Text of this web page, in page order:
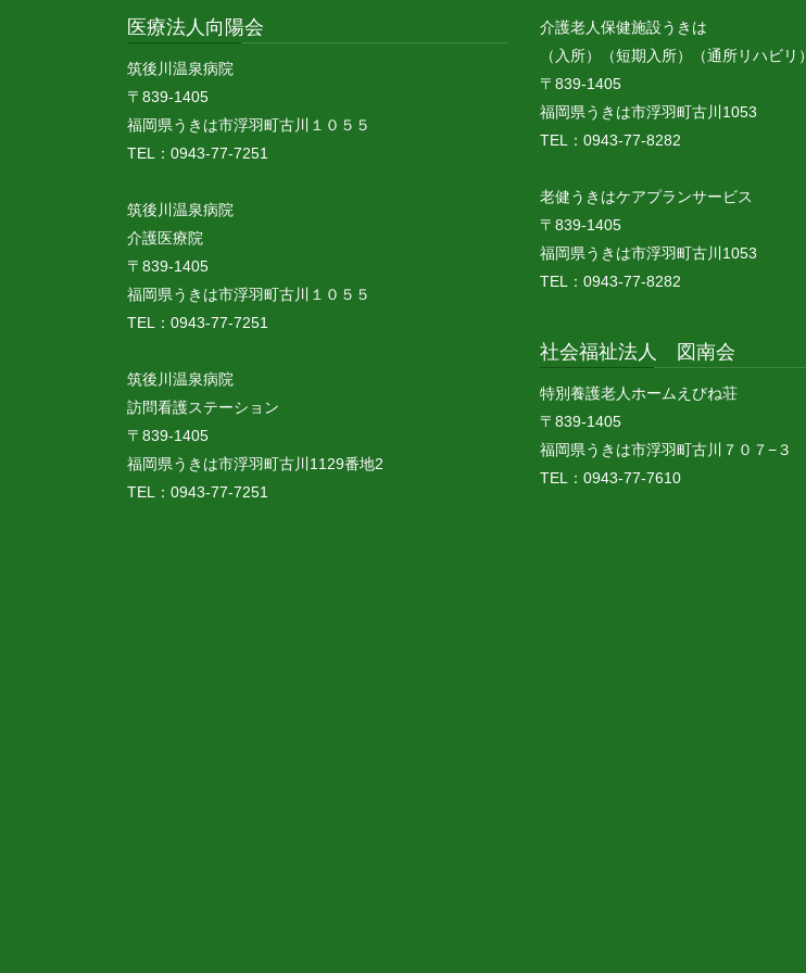
医療法人向陽会
筑後川温泉病院
〒839-1405
福岡県うきは市浮羽町古川１０５５
TEL：0943-77-7251
筑後川温泉病院
介護医療院
〒839-1405
福岡県うきは市浮羽町古川１０５５
TEL：0943-77-7251
筑後川温泉病院
訪問看護ステーション
〒839-1405
福岡県うきは市浮羽町古川1129番地2
TEL：0943-77-7251
介護老人保健施設うきは
（入所）（短期入所）（通所リハビリ）
〒839-1405
福岡県うきは市浮羽町古川1053
TEL：0943-77-8282
老健うきはケアプランサービス
〒839-1405
福岡県うきは市浮羽町古川1053
TEL：0943-77-8282
社会福祉法人 図南会
特別養護老人ホームえびね荘
〒839-1405
福岡県うきは市浮羽町古川７０７−３
TEL：0943-77-7610